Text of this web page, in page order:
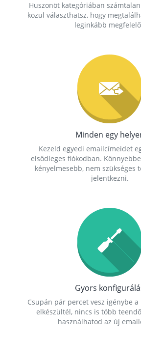
Huszonöt kategóriában
közül választhatsz, hogy
leginkább
Minden egy
Kezeld egyedi emailcímeidet
elsődleges fiókodban.
kényelmesebb, nem szükséges
jelentkezni.
Gyors
Csupán pár percet vesz igénybe
elkészültél, nincs is több
használhatod az új